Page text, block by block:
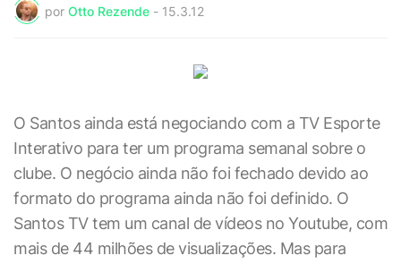
por Otto Rezende - 15.3.12
O Santos ainda está negociando com a TV Esporte
Interativo para ter um programa semanal sobre o
clube. O negócio ainda não foi fechado devido ao
formato do programa ainda não foi definido. O
Santos TV tem um canal de vídeos no Youtube, com
mais de 44 milhões de visualizações. Mas para